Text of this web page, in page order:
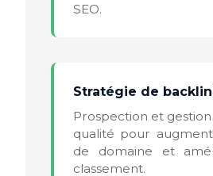
SEO.
Stratégie de
Prospection et
qualité pour
de domaine et
classement.